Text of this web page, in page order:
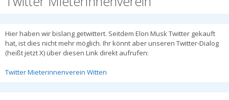
Hier haben wir bislang getwittert. Seitdem Elon Musk Twitter gekauft
hat, ist dies nicht mehr möglich. Ihr könnt aber unseren Twitter-Dialog
(heißt jetzt X) über diesen Link direkt aufrufen:
Twitter Mieterinnenverein Witten